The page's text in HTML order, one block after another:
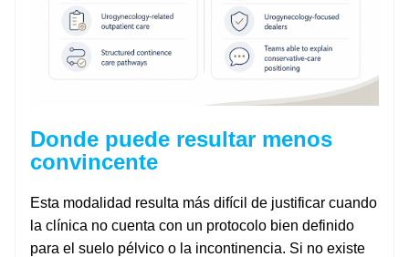
Donde puede resultar menos
convincente
Esta modalidad resulta más difícil de justificar cuando
la clínica no cuenta con un protocolo bien definido
para el suelo pélvico o la incontinencia. Si no existe